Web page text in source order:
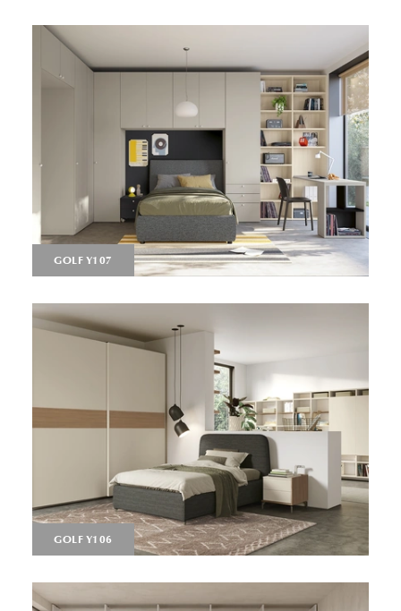
GOLF Y107
GOLF Y106